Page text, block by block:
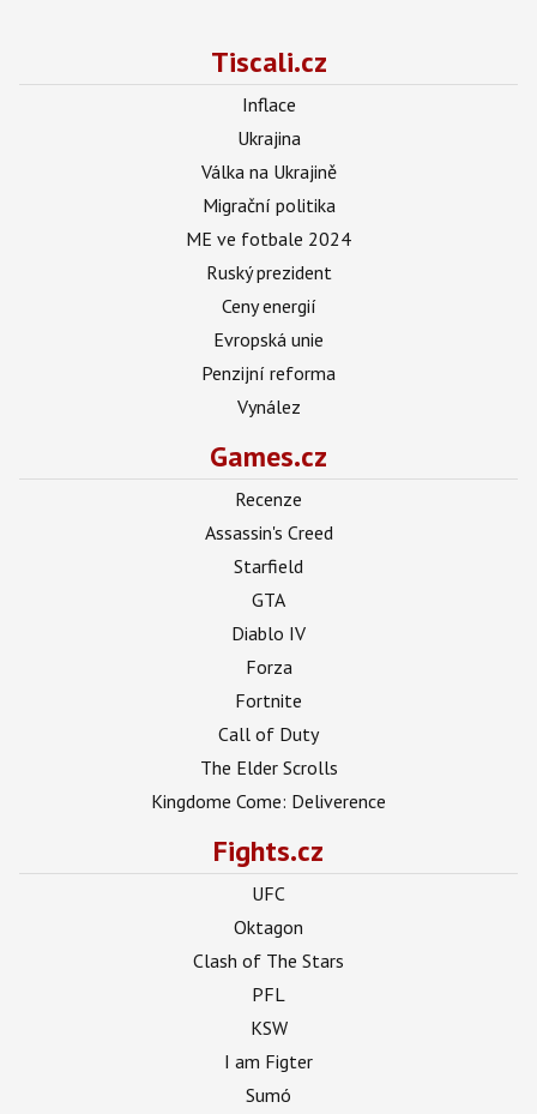
Tiscali.cz
Inflace
Ukrajina
Válka na Ukrajině
Migrační politika
ME ve fotbale 2024
Ruský prezident
Ceny energií
Evropská unie
Penzijní reforma
Vynález
Games.cz
Recenze
Assassin's Creed
Starfield
GTA
Diablo IV
Forza
Fortnite
Call of Duty
The Elder Scrolls
Kingdome Come: Deliverence
Fights.cz
UFC
Oktagon
Clash of The Stars
PFL
KSW
I am Figter
Sumó